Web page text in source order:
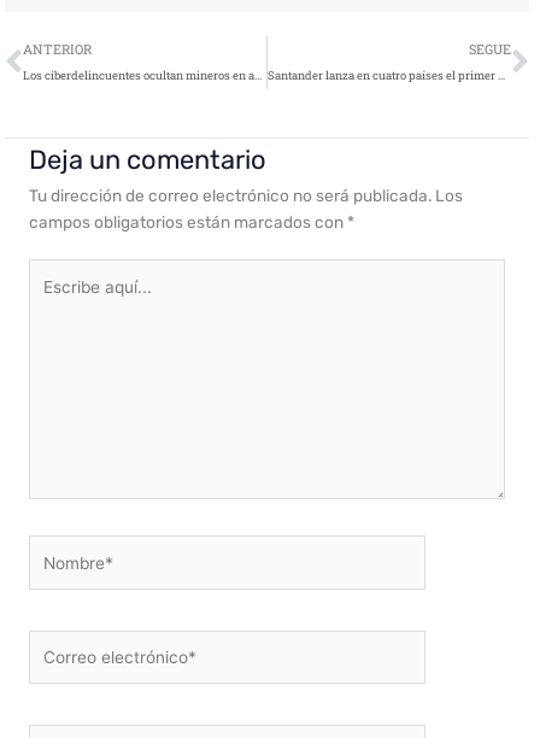
Ant
ANTERIOR
Los ciberdelincuentes ocultan mineros en apps aparentemente legítimas
SEGUE
Santander lanza en cuatro países el primer servicio de transferencias internacionales con blockchain
Deja un comentario
Tu dirección de correo electrónico no será publicada. Los
campos obligatorios están marcados con *
aquí...
electrónico*